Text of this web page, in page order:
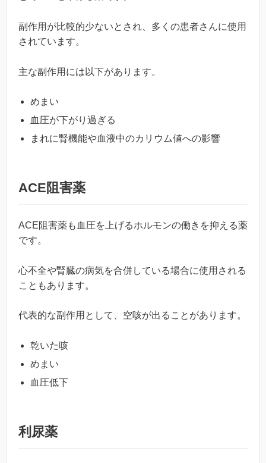
副作用が比較的少ないとされ、多くの患者さんに使用
されています。
主な副作用には以下があります。
めまい
血圧が下がり過ぎる
まれに腎機能や血液中のカリウム値への影響
ACE阻害薬
ACE阻害薬も血圧を上げるホルモンの働きを抑える薬
です。
心不全や腎臓の病気を合併している場合に使用される
こともあります。
代表的な副作用として、空咳が出ることがあります。
乾いた咳
めまい
血圧低下
利尿薬